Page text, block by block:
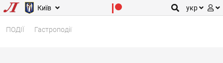
Київ укр
ПОДІЇ Гастроподії